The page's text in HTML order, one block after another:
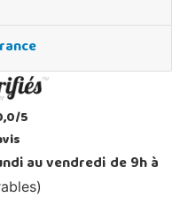
/5
au vendredi de 9h à